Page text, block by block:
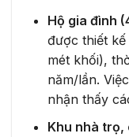
Hộ gia đình
được thiết
mét khối),
năm/lần.
nhận thấy
Khu nhà trọ,